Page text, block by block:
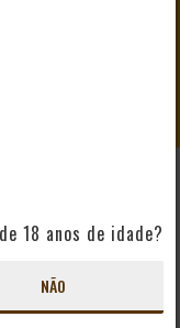
18 anos de idade?
NÃO